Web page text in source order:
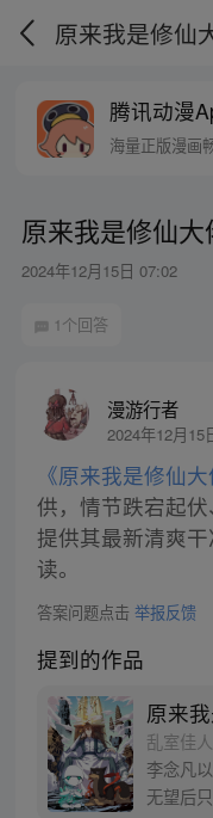
原来我是修仙
腾讯动漫
海量正版漫画
原来我是修仙大
2024年12月15日 07:02
1个回答
漫游行者
2024年12月15
《原来我是修仙大
供，情节跌宕起
提供其最新清爽
读。
答案问题点击 举报反馈
提到的作品
原来
乱室佳
李念凡
无望后